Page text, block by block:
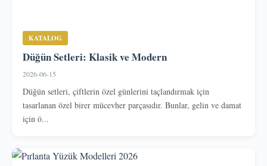
KATALOG
Düğün Setleri: Klasik ve Modern
2026-06-15
Düğün setleri, çiftlerin özel günlerini taçlandırmak için
tasarlanan özel birer mücevher parçasıdır. Bunlar, gelin ve damat
için ö...